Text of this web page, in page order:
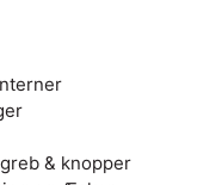
& knopper